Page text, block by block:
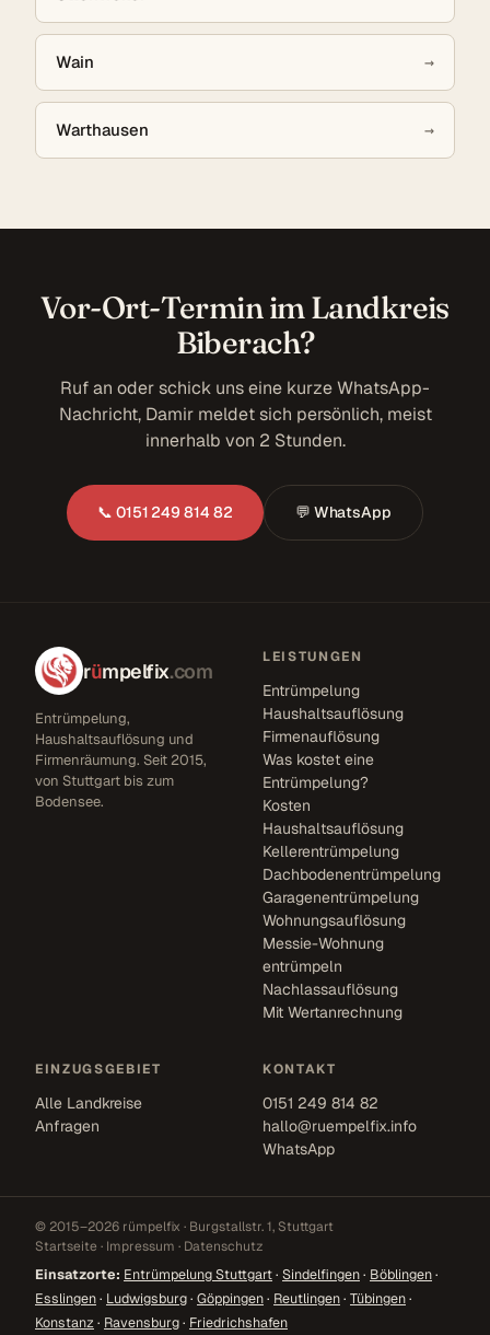
Wain →
Warthausen →
Vor-Ort-Termin im Landkreis
Biberach?
Ruf an oder schick uns eine kurze WhatsApp-
Nachricht, Damir meldet sich persönlich, meist
innerhalb von 2 Stunden.
📞 0151 249 814 82 💬 WhatsApp
rümpelfix.com
Entrümpelung,
Haushaltsauflösung und
Firmenräumung. Seit 2015,
von Stuttgart bis zum
Bodensee.
LEISTUNGEN
Entrümpelung
Haushaltsauflösung
Firmenauflösung
Was kostet eine
Entrümpelung?
Kosten
Haushaltsauflösung
Kellerentrümpelung
Dachbodenentrümpelung
Garagenentrümpelung
Wohnungsauflösung
Messie-Wohnung
entrümpeln
Nachlassauflösung
Mit Wertanrechnung
EINZUGSGEBIET
Alle Landkreise
Anfragen
KONTAKT
0151 249 814 82
hallo@ruempelfix.info
WhatsApp
© 2015–2026 rümpelfix · Burgstallstr. 1, Stuttgart
Startseite · Impressum · Datenschutz
Einsatzorte: Entrümpelung Stuttgart· Sindelfingen· Böblingen·
Esslingen· Ludwigsburg· Göppingen· Reutlingen· Tübingen·
Konstanz· Ravensburg· Friedrichshafen